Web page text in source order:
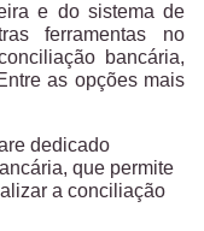
e do sistema de
ferramentas no
bancária,
as opções mais
dedicado
que permite
a conciliação